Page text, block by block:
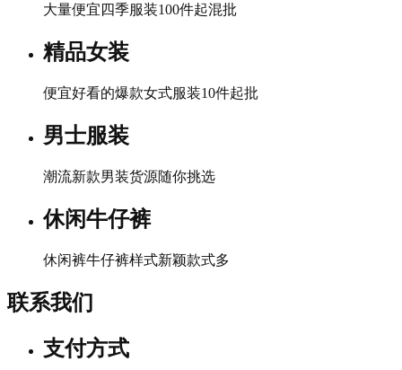
大量便宜四季服装100件起混批
精品女装
便宜好看的爆款女式服装10件起批
男士服装
潮流新款男装货源随你挑选
休闲牛仔裤
休闲裤牛仔裤样式新颖款式多
联系我们
支付方式